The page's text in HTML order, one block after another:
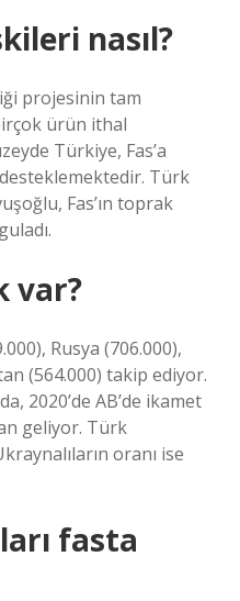
nasıl?
projesinin tam
ürün ithal
Türkiye, Fas’a
desteklemektedir. Türk
Fas’ın toprak
var?
Rusya (706.000),
(564.000) takip ediyor.
2020’de AB’de ikamet
geliyor. Türk
oranı ise
fasta